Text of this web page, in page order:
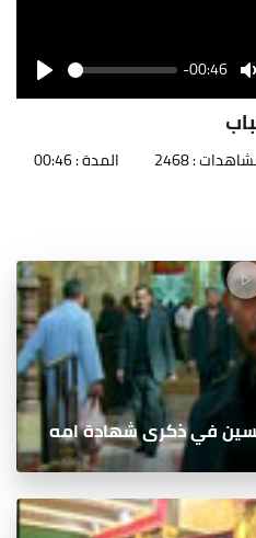
Play
Seek -00:46
: 2468 المدة : 00:46
في ذكرى شهادة امه